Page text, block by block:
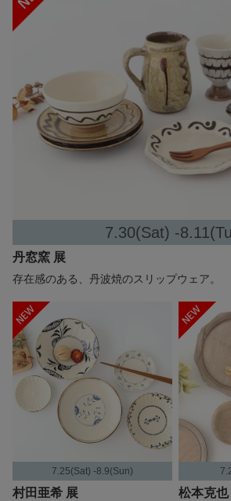
7.30(Sat) -
丹窓窯 展
存在感のある、丹波焼のスリップウェア。
7.25(Sat) -8.9(Sun)
村田亜希 展 松本克也